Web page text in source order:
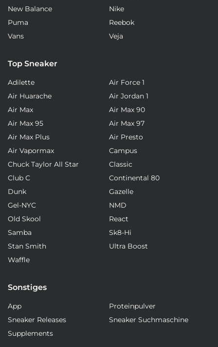
New Balance
Nike
Puma
Reebok
Vans
Veja
Top Sneaker
Adilette
Air Force 1
Air Huarache
Air Jordan 1
Air Max
Air Max 90
Air Max 95
Air Max 97
Air Max Plus
Air Presto
Air Vapormax
Campus
Chuck Taylor All Star
Classic
Club C
Continental 80
Dunk
Gazelle
Gel-NYC
NMD
Old Skool
React
Samba
Sk8-Hi
Stan Smith
Ultra Boost
Waffle
Sonstiges
App
Proteinpulver
Sneaker Releases
Sneaker Suchmaschine
Supplements